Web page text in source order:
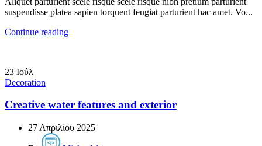
suspendisse platea sapien torquent feugiat parturient hac amet. Vo...
Continue reading
23 Ιούλ
Decoration
Creative water features and exterior
27 Απριλίου 2025